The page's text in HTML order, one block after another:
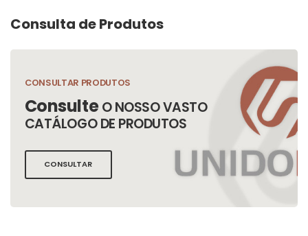
Consulta de Produtos
CONSULTAR PRODUTOS
ConsulteO NOSSO VASTO
CATÁLOGO DE PRODUTOS
CONSULTAR